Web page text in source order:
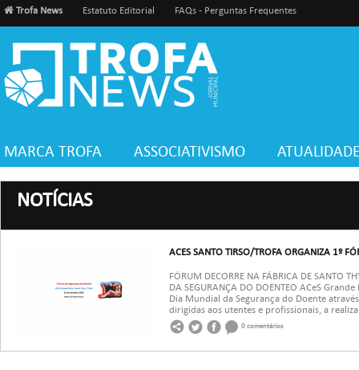
Trofa News Estatuto Editorial FAQs - Perguntas Frequentes
MARCA TROFA ASSOCIATIVISMO
NOTÍCIAS
ACES SANTO TIRSO/TROFA ORGANIZA 1º
FÓRUM DECORRE NA FÁBRICA DE SANTO
DA SEGURANÇA DO DOENTEO ACeS
Dia Mundial da Segurança do Doente
dirigidas aos utentes e profissionais, a
0 comentários